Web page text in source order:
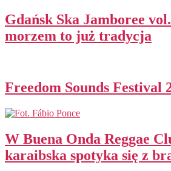
Gdańsk Ska Jamboree
morzem to już tradycja
Freedom Sounds Festival
W Buena Onda Reggae
karaibska spotyka się z